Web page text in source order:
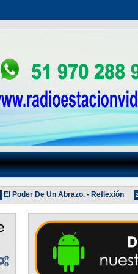
De Un Abrazo. - Reflexión 2:17 PM